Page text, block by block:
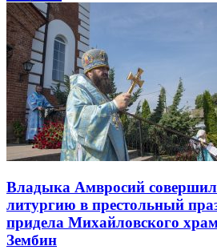
Владыка Амвросий
литургию в престольный
придела Михайловского
Зембин